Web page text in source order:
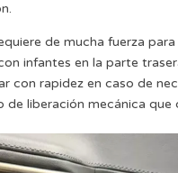
de mucha fuerza
infantes en la parte
con rapidez en caso de
liberación mecánica que